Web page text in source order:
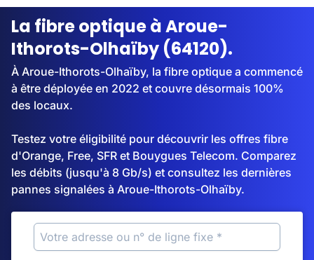
Streaming
La fibre optique à Aroue-
Ithorots-Olhaïby (64120).
À Aroue-Ithorots-Olhaïby, la fibre optique a commencé
à être déployée en 2022 et couvre désormais 100%
des locaux.
Testez votre éligibilité pour découvrir les offres fibre
d'Orange, Free, SFR et Bouygues Telecom. Comparez
les débits (jusqu'à 8 Gb/s) et consultez les dernières
pannes signalées à Aroue-Ithorots-Olhaïby.